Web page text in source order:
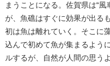
まうことになる。佐賀県は“
が、魚礁はすぐに効果が出る
初は魚は離れていく。そこに
込んで初めて魚が集まるよう
ルするが、自然が人間の思う